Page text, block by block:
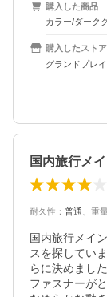
購入した商品
カラー/ダーク
購入したストア
グランドプレ
耐久性 ： 普通 重
国内旅行メイ
スを探してい
らに決めました
ファスナーが